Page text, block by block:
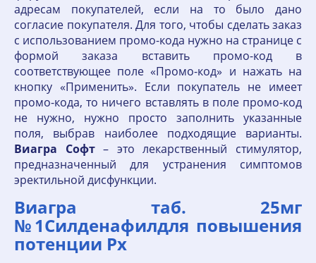
адресам покупателей, если на то было дано
согласие покупателя. Для того, чтобы сделать заказ
с использованием промо-кода нужно на странице с
формой заказа вставить промо-код в
соответствующее поле «Промо-код» и нажать на
кнопку «Применить». Если покупатель не имеет
промо-кода, то ничего вставлять в поле промо-код
не нужно, нужно просто заполнить указанные
поля, выбрав наиболее подходящие варианты.
Виагра
Софт– это лекарственный стимулятор,
предназначенный для устранения симптомов
эректильной дисфункции.
Виагра таб. 25мг
№1Силденафилдля повышения
потенции Рх